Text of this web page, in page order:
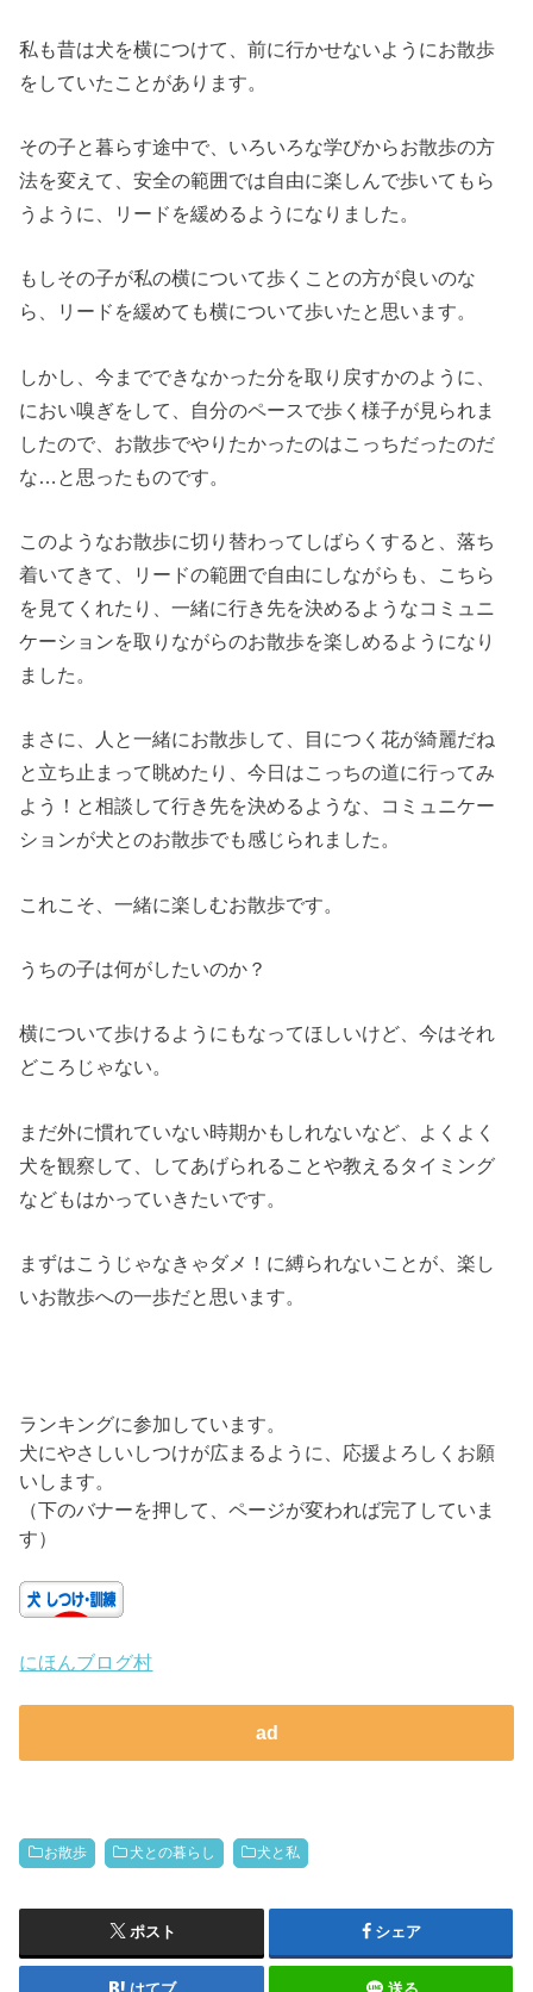
私も昔は犬を横につけて、前に行かせないようにお散歩
をしていたことがあります。
その子と暮らす途中で、いろいろな学びからお散歩の方
法を変えて、安全の範囲では自由に楽しんで歩いてもら
うように、リードを緩めるようになりました。
もしその子が私の横について歩くことの方が良いのな
ら、リードを緩めても横について歩いたと思います。
しかし、今までできなかった分を取り戻すかのように、
におい嗅ぎをして、自分のペースで歩く様子が見られま
したので、お散歩でやりたかったのはこっちだったのだ
な…と思ったものです。
このようなお散歩に切り替わってしばらくすると、落ち
着いてきて、リードの範囲で自由にしながらも、こちら
を見てくれたり、一緒に行き先を決めるようなコミュニ
ケーションを取りながらのお散歩を楽しめるようになり
ました。
まさに、人と一緒にお散歩して、目につく花が綺麗だね
と立ち止まって眺めたり、今日はこっちの道に行ってみ
よう！と相談して行き先を決めるような、コミュニケー
ションが犬とのお散歩でも感じられました。
これこそ、一緒に楽しむお散歩です。
うちの子は何がしたいのか？
横について歩けるようにもなってほしいけど、今はそれ
どころじゃない。
まだ外に慣れていない時期かもしれないなど、よくよく
犬を観察して、してあげられることや教えるタイミング
などもはかっていきたいです。
まずはこうじゃなきゃダメ！に縛られないことが、楽し
いお散歩への一歩だと思います。
ランキングに参加しています。
犬にやさしいしつけが広まるように、応援よろしくお願
いします。
（下のバナーを押して、ページが変われば完了していま
す）
にほんブログ村
ad
お散歩 犬との暮らし 犬と私
ポスト シェア